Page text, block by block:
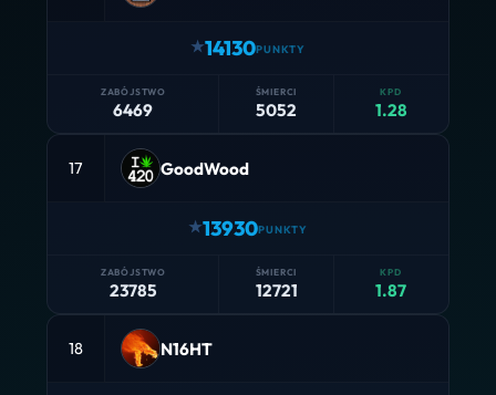
14130
6469 5052 1.28
17 GoodWood
13930
23785 12721 1.87
18 N16HT